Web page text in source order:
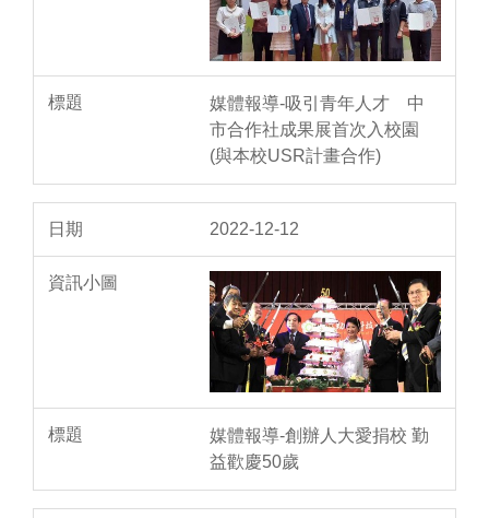
媒體報導-吸引青年人才 中
市合作社成果展首次入校園
(與本校USR計畫合作)
2022-12-12
媒體報導-創辦人大愛捐校 勤
益歡慶50歲